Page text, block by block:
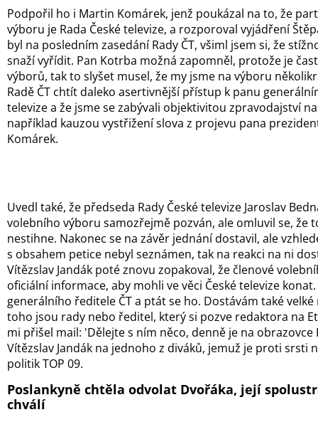
Podpořil ho i Martin Komárek, jenž poukázal na to, že
výboru je Rada České televize, a rozporoval vyjádření
byl na posledním zasedání Rady ČT, všiml jsem si, že
snaží vyřídit. Pan Kotrba možná zapomněl, protože je
výborů, tak to slyšet musel, že my jsme na výboru
Radě ČT chtít daleko asertivnější přístup k panu
televize a že jsme se zabývali objektivitou zpravodajství
například kauzou vystřižení slova z projevu pana
Komárek.
Uvedl také, že předseda Rady České televize Jaroslav
volebního výboru samozřejmě pozván, ale omluvil se, že
nestihne. Nakonec se na závěr jednání dostavil, ale
s obsahem petice nebyl seznámen, tak na reakci na ni
Vítězslav Jandák poté znovu zopakoval, že členové
oficiální informace, aby mohli ve věci České televize
generálního ředitele ČT a ptát se ho. Dostávám také
toho jsou rady nebo ředitel, který si pozve redaktora na
mi přišel mail: 'Dělejte s ním něco, denně je na obrazovce
Vítězslav Jandák na jednoho z diváků, jemuž je proti srsti
politik TOP 09.
Poslankyně chtěla odvolat Dvořáka, její
chválí